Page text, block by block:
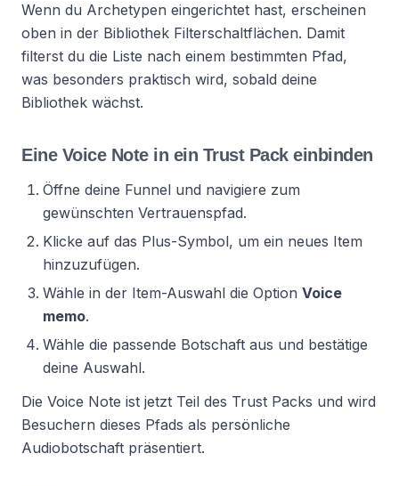
Wenn du Archetypen eingerichtet hast, erscheinen
oben in der Bibliothek Filterschaltflächen. Damit
filterst du die Liste nach einem bestimmten Pfad,
was besonders praktisch wird, sobald deine
Bibliothek wächst.
Eine Voice Note in ein Trust Pack einbinden
Öffne deine Funnel und navigiere zum
gewünschten Vertrauenspfad.
Klicke auf das Plus-Symbol, um ein neues Item
hinzuzufügen.
Wähle in der Item-Auswahl die Option Voice
memo.
Wähle die passende Botschaft aus und bestätige
deine Auswahl.
Die Voice Note ist jetzt Teil des Trust Packs und wird
Besuchern dieses Pfads als persönliche
Audiobotschaft präsentiert.